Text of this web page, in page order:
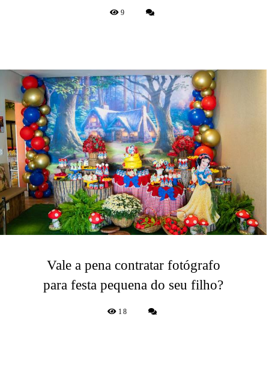
9
Vale a pena contratar fotógrafo
para festa pequena do seu filho?
18